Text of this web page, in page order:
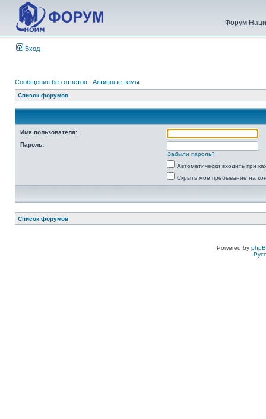
Форум
Вход
Сообщения без ответов | Активные темы
Список форумов
Имя пользователя:
Пароль:
Забыли пароль?
Автоматически входить при
Скрыть моё пребывание на
Список форумов
Powered by